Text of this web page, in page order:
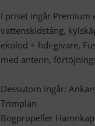
I priset ingår Premium
vattenskidstång,
ekolod + hdi-givare,
med antenn,
Dessutom ingår:
Trimplan
Bogpropeller